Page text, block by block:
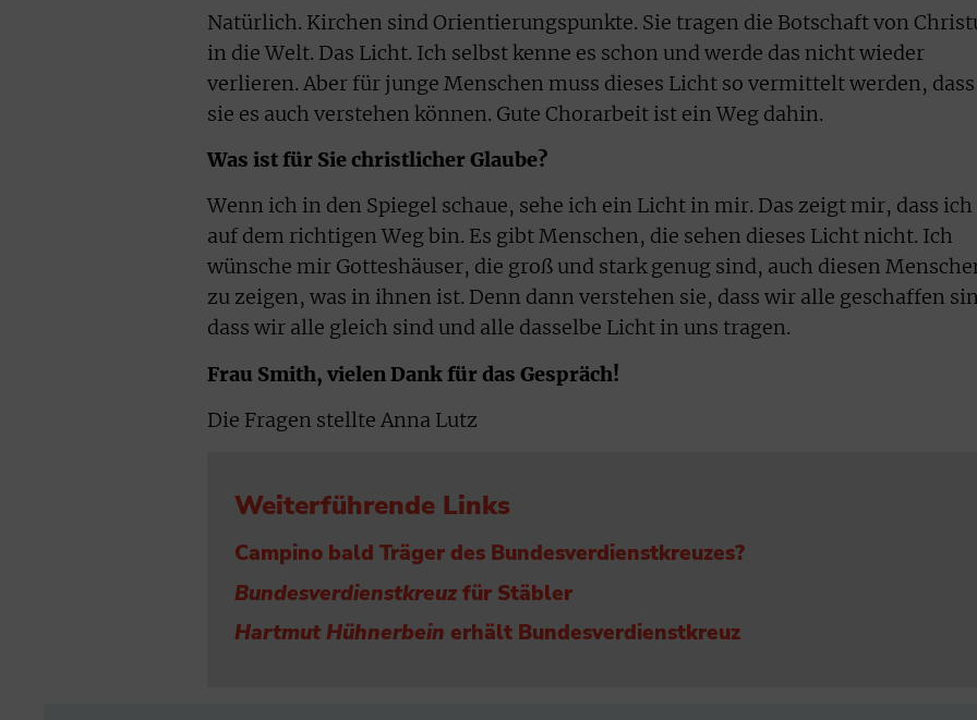
Natürlich. Kirchen sind Orientierungspunkte. Sie tragen die Botschaft von
in die Welt. Das Licht. Ich selbst kenne es schon und werde das nicht wieder
verlieren. Aber für junge Menschen muss dieses Licht so vermittelt werden, dass
sie es auch verstehen können. Gute Chorarbeit ist ein Weg dahin.
Was ist für Sie christlicher Glaube?
Wenn ich in den Spiegel schaue, sehe ich ein Licht in mir. Das zeigt mir, dass ich
auf dem richtigen Weg bin. Es gibt Menschen, die sehen dieses Licht nicht. Ich
wünsche mir Gotteshäuser, die groß und stark genug sind, auch diesen
zu zeigen, was in ihnen ist. Denn dann verstehen sie, dass wir alle geschaffen
dass wir alle gleich sind und alle dasselbe Licht in uns tragen.
Frau Smith, vielen Dank für das Gespräch!
Die Fragen stellte Anna Lutz
Weiterführende Links
Campino bald Träger des Bundesverdienstkreuzes?
Bundesverdienstkreuzfür Stäbler
Hartmut Hühnerbein erhält Bundesverdienstkreuz